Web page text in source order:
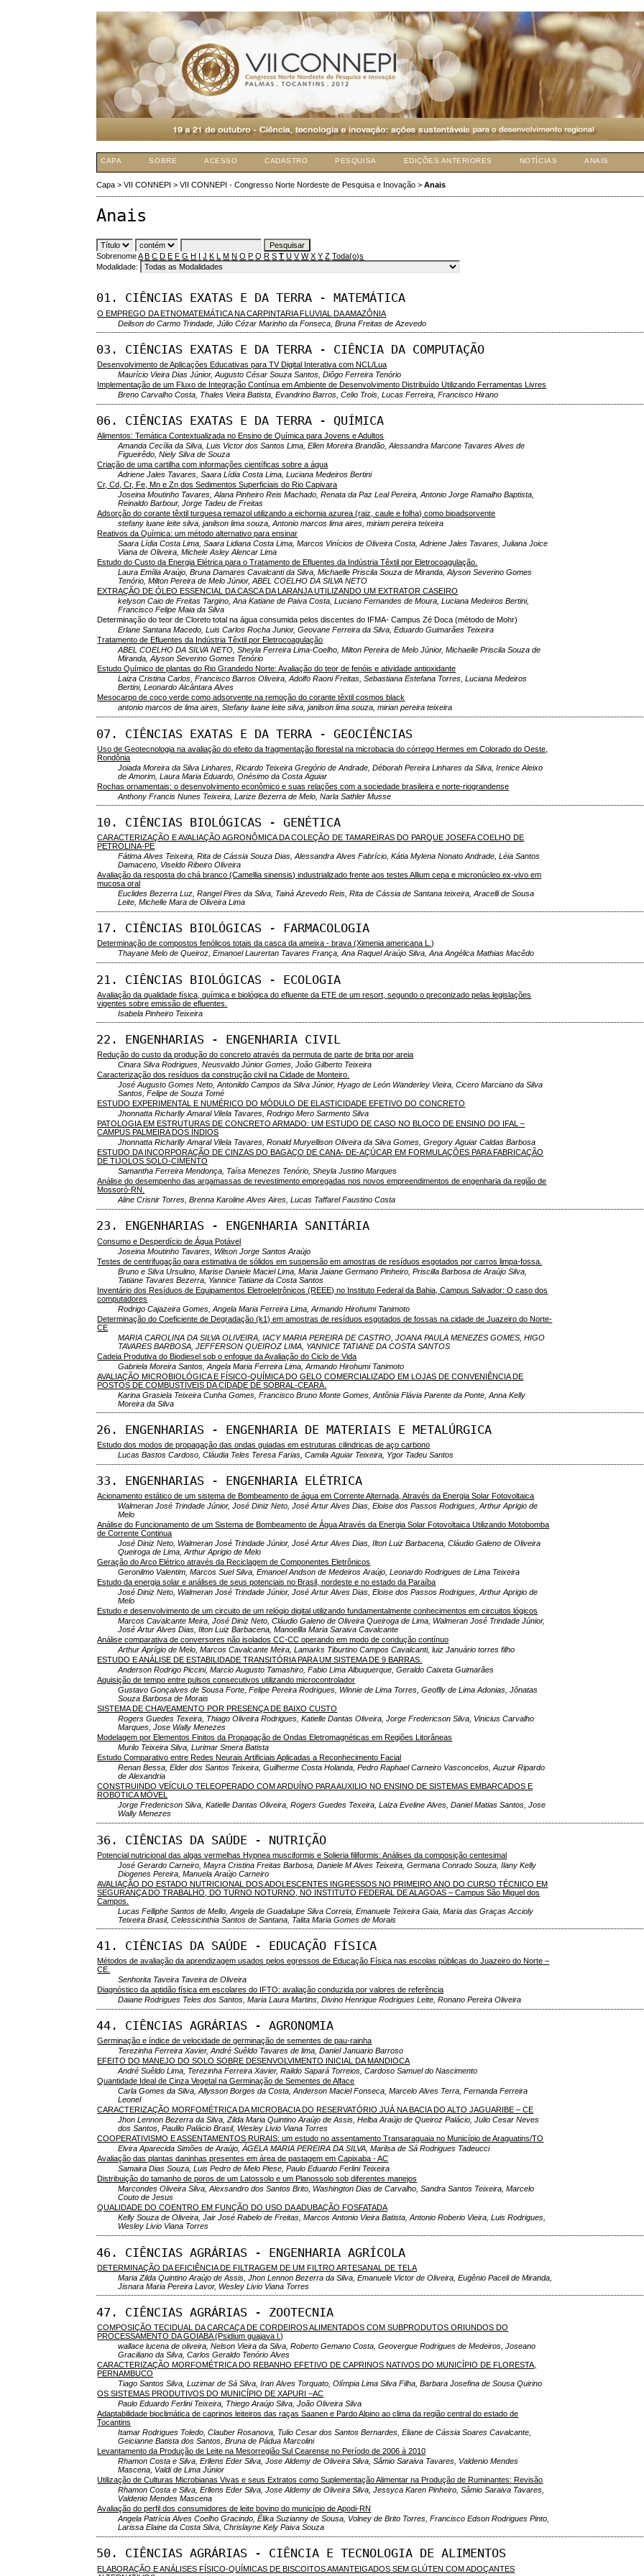
CAPA SOBRE ACESSO CADASTRO PESQUISA EDIÇÕES ANTERIORES NOTÍCIAS ANAIS
Capa >VII CONNEPI >VII CONNEPI - Congresso Norte Nordeste de Pesquisa e Inovação >Anais
Anais
SobrenomeA B C D E F G H I J K L M N O P Q R S T U V W X Y Z Toda(o)s
Modalidade:
01. CIÊNCIAS EXATAS E DA TERRA - MATEMÁTICA
O EMPREGO DA ETNOMATEMÁTICA NA CARPINTARIA FLUVIAL DA AMAZÔNIA
Deilson do Carmo Trindade, Júlio Cézar Marinho da Fonseca, Bruna Freitas de Azevedo
03. CIÊNCIAS EXATAS E DA TERRA - CIÊNCIA DA COMPUTAÇÃO
Desenvolvimento de Aplicações Educativas para TV Digital Interativa com NCL/Lua
Maurício Vieira Dias Júnior, Augusto César Souza Santos, Diôgo Ferreira Tenório
Implementação de um Fluxo de Integração Contínua em Ambiente de Desenvolvimento Distribuído Utilizando Ferramentas Livres
Breno Carvalho Costa, Thales Vieira Batista, Evandrino Barros, Celio Trois, Lucas Ferreira, Francisco Hirano
06. CIÊNCIAS EXATAS E DA TERRA - QUÍMICA
Alimentos: Temática Contextualizada no Ensino de Química para Jovens e Adultos
Amanda Cecília da Silva, Luis Victor dos Santos Lima, Ellen Moreira Brandão, Alessandra Marcone Tavares Alves de
Figueirêdo, Niely Silva de Souza
Criação de uma cartilha com informações científicas sobre a água
Adriene Jales Tavares, Saara Lídia Costa Lima, Luciana Medeiros Bertini
Cr, Cd, Cr, Fe, Mn e Zn dos Sedimentos Superficiais do Rio Capivara
Joseina Moutinho Tavares, Alana Pinheiro Reis Machado, Renata da Paz Leal Pereira, Antonio Jorge Ramalho Baptista,
Reinaldo Barbour, Jorge Tadeu de Freitas
Adsorção do corante têxtil turquesa remazol utilizando a eichornia azurea (raiz, caule e folha) como bioadsorvente
stefany luane leite silva, janilson lima souza, Antonio marcos lima aires, miriam pereira teixeira
Reativos da Química: um método alternativo para ensinar
Saara Lídia Costa Lima, Saara Lidiana Costa Lima, Marcos Vinícios de Oliveira Costa, Adriene Jales Tavares, Juliana Joice
Viana de Oliveira, Michele Asley Alencar Lima
Estudo do Custo da Energia Elétrica para o Tratamento de Efluentes da Indústria Têxtil por Eletrocoagulação.
Laura Emília Araújo, Bruna Damares Cavalcanti da Silva, Michaelle Priscila Souza de Miranda, Alyson Severino Gomes
Tenório, Milton Pereira de Melo Júnior, ABEL COELHO DA SILVA NETO
EXTRAÇÃO DE ÓLEO ESSENCIAL DA CASCA DA LARANJA UTILIZANDO UM EXTRATOR CASEIRO
kelyson Caio de Freitas Targino, Ana Katiane de Paiva Costa, Luciano Fernandes de Moura, Luciana Medeiros Bertini,
Francisco Felipe Maia da Silva
Determinação do teor de Cloreto total na água consumida pelos discentes do IFMA- Campus Zé Doca (método de Mohr)
Erlane Santana Macedo, Luis Carlos Rocha Junior, Geovane Ferreira da Silva, Eduardo Guimarães Teixeira
Tratamento de Efluentes da Indústria Têxtil por Eletrocoagulação
ABEL COELHO DA SILVA NETO, Sheyla Ferreira Lima-Coelho, Milton Pereira de Melo Júnior, Michaelle Priscila Souza de
Miranda, Alyson Severino Gomes Tenório
Estudo Químico de plantas do Rio Grandedo Norte: Avaliação do teor de fenóis e atividade antioxidante
Laiza Cristina Carlos, Francisco Barros Oliveira, Adolfo Raoni Freitas, Sebastiana Estefana Torres, Luciana Medeiros
Bertini, Leonardo Alcântara Alves
Mesocarpo de coco verde como adsorvente na remoção do corante têxtil cosmos black
antonio marcos de lima aires, Stefany luane leite silva, janilson lima souza, mirian pereira teixeira
07. CIÊNCIAS EXATAS E DA TERRA - GEOCIÊNCIAS
Uso de Geotecnologia na avaliação do efeito da fragmentação florestal na microbacia do córrego Hermes em Colorado do Oeste,
Rondônia
Joiada Moreira da Silva Linhares, Ricardo Teixeira Gregório de Andrade, Déborah Pereira Linhares da Silva, Irenice Aleixo
de Amorim, Laura Maria Eduardo, Onésimo da Costa Aguiar
Rochas ornamentais: o desenvolvimento econômico e suas relações com a sociedade brasileira e norte-riograndense
Anthony Francis Nunes Teixeira, Larize Bezerra de Melo, Narla Sathler Musse
10. CIÊNCIAS BIOLÓGICAS - GENÉTICA
CARACTERIZAÇÃO E AVALIAÇÃO AGRONÔMICA DA COLEÇÃO DE TAMAREIRAS DO PARQUE JOSEFA COELHO DE
PETROLINA-PE
Fátima Alves Teixeira, Rita de Cássia Souza Dias, Alessandra Alves Fabrício, Kátia Mylena Nonato Andrade, Léia Santos
Damaceno, Viseldo Ribeiro Oliveira
Avaliação da resposta do chá branco (Camellia sinensis) industrializado frente aos testes Allium cepa e micronúcleo ex-vivo em
mucosa oral
Euclides Bezerra Luz, Rangel Pires da Silva, Tainá Azevedo Reis, Rita de Cássia de Santana teixeira, Aracelli de Sousa
Leite, Michelle Mara de Oliveira Lima
17. CIÊNCIAS BIOLÓGICAS - FARMACOLOGIA
Determinação de compostos fenólicos totais da casca da ameixa - brava (Ximenia americana L.)
Thayane Melo de Queiroz, Emanoel Laurertan Tavares França, Ana Raquel Araújo Silva, Ana Angélica Mathias Macêdo
21. CIÊNCIAS BIOLÓGICAS - ECOLOGIA
Avaliação da qualidade física, química e biológica do efluente da ETE de um resort, segundo o preconizado pelas legislações
vigentes sobre emissão de efluentes.
Isabela Pinheiro Teixeira
22. ENGENHARIAS - ENGENHARIA CIVIL
Redução do custo da produção do concreto através da permuta de parte de brita por areia
Cinara Silva Rodrigues, Neusvaldo Júnior Gomes, João Gilberto Teixeira
Caracterização dos resíduos da construção civil na Cidade de Monteiro.
José Augusto Gomes Neto, Antonildo Campos da Silva Júnior, Hyago de León Wanderley Vieira, Cicero Marciano da Silva
Santos, Felipe de Souza Tomé
ESTUDO EXPERIMENTAL E NUMÉRICO DO MÓDULO DE ELASTICIDADE EFETIVO DO CONCRETO
Jhonnatta Richarlly Amaral Vilela Tavares, Rodrigo Mero Sarmento Silva
PATOLOGIA EM ESTRUTURAS DE CONCRETO ARMADO: UM ESTUDO DE CASO NO BLOCO DE ENSINO DO IFAL –
CAMPUS PALMEIRA DOS ÍNDIOS
Jhonnatta Richarlly Amaral Vilela Tavares, Ronald Muryellison Oliveira da Silva Gomes, Gregory Aguiar Caldas Barbosa
ESTUDO DA INCORPORAÇÃO DE CINZAS DO BAGAÇO DE CANA- DE-AÇÚCAR EM FORMULAÇÕES PARA FABRICAÇÃO
DE TIJOLOS SOLO-CIMENTO
Samantha Ferreira Mendonça, Taísa Menezes Tenório, Sheyla Justino Marques
Análise do desempenho das argamassas de revestimento empregadas nos novos empreendimentos de engenharia da região de
Mossoró-RN.
Aline Crisnir Torres, Brenna Karoline Alves Aires, Lucas Taffarel Faustino Costa
23. ENGENHARIAS - ENGENHARIA SANITÁRIA
Consumo e Desperdício de Água Potável
Joseina Moutinho Tavares, Wilson Jorge Santos Araújo
Testes de centrifugação para estimativa de sólidos em suspensão em amostras de resíduos esgotados por carros limpa-fossa.
Bruno e Silva Ursulino, Marise Daniele Maciel Lima, Maria Jaiane Germano Pinheiro, Priscilla Barbosa de Araújo Silva,
Tatiane Tavares Bezerra, Yannice Tatiane da Costa Santos
Inventário dos Resíduos de Equipamentos Eletroeletrônicos (REEE) no Instituto Federal da Bahia, Campus Salvador: O caso dos
computadores
Rodrigo Cajazeira Gomes, Angela Maria Ferreira Lima, Armando Hirohumi Tanimoto
Determinação do Coeficiente de Degradação (k1) em amostras de resíduos esgotados de fossas na cidade de Juazeiro do Norte-
CE
MARIA CAROLINA DA SILVA OLIVEIRA, IACY MARIA PEREIRA DE CASTRO, JOANA PAULA MENEZES GOMES, HIGO
TAVARES BARBOSA, JEFFERSON QUEIROZ LIMA, YANNICE TATIANE DA COSTA SANTOS
Cadeia Produtiva do Biodiesel sob o enfoque da Avaliação do Ciclo de Vida
Gabriela Moreira Santos, Angela Maria Ferreira Lima, Armando Hirohumi Tanimoto
AVALIAÇÃO MICROBIOLÓGICA E FÍSICO-QUÍMICA DO GELO COMERCIALIZADO EM LOJAS DE CONVENIÊNCIA DE
POSTOS DE COMBUSTÍVEIS DA CIDADE DE SOBRAL-CEARÁ.
Karina Grasiela Teixeira Cunha Gomes, Francisco Bruno Monte Gomes, Antônia Flávia Parente da Ponte, Anna Kelly
Moreira da Silva
26. ENGENHARIAS - ENGENHARIA DE MATERIAIS E METALÚRGICA
Estudo dos modos de propagação das ondas guiadas em estruturas cilindricas de aço carbono
Lucas Bastos Cardoso, Cláudia Teles Teresa Farias, Camila Aguiar Teixeira, Ygor Tadeu Santos
33. ENGENHARIAS - ENGENHARIA ELÉTRICA
Acionamento estático de um sistema de Bombeamento de água em Corrente Alternada, Através da Energia Solar Fotovoltaica
Walmeran José Trindade Júnior, José Diniz Neto, José Artur Alves Dias, Eloise dos Passos Rodrigues, Arthur Aprigio de
Melo
Análise do Funcionamento de um Sistema de Bombeamento de Água Através da Energia Solar Fotovoltaica Utilizando Motobomba
de Corrente Continua
José Diniz Neto, Walmeran José Trindade Júnior, José Artur Alves Dias, Ilton Luiz Barbacena, Cláudio Galeno de Oliveira
Queiroga de Lima, Arthur Aprigio de Melo
Geração do Arco Elétrico através da Reciclagem de Componentes Eletrônicos
Geronilmo Valentim, Marcos Suel Silva, Emanoel Andson de Medeiros Araújo, Leonardo Rodrigues de Lima Teixeira
Estudo da energia solar e análises de seus potenciais no Brasil, nordeste e no estado da Paraíba
José Diniz Neto, Walmeran José Trindade Júnior, José Artur Alves Dias, Eloise dos Passos Rodrigues, Arthur Aprigio de
Melo
Estudo e desenvolvimento de um circuito de um relógio digital utilizando fundamentalmente conhecimentos em circuitos lógicos
Marcos Cavalcante Meira, José Diniz Neto, Cláudio Galeno de Oliveira Queiroga de Lima, Walmeran José Trindade Júnior,
José Artur Alves Dias, Ilton Luiz Barbacena, Manoellla Maria Saraiva Cavalcante
Análise comparativa de conversores não isolados CC-CC operando em modo de condução contínuo
Arthur Aprígio de Melo, Marcos Cavalcante Meira, Lamarks Tiburtino Campos Cavalcanti, luiz Januário torres filho
ESTUDO E ANÁLISE DE ESTABILIDADE TRANSITÓRIA PARA UM SISTEMA DE 9 BARRAS.
Anderson Rodrigo Piccini, Marcio Augusto Tamashiro, Fabio Lima Albuquerque, Geraldo Caixeta Guimarães
Aquisição de tempo entre pulsos consecutivos utilizando microcontrolador
Gustavo Gonçalves de Sousa Forte, Felipe Pereira Rodrigues, Winnie de Lima Torres, Geoflly de Lima Adonias, Jônatas
Souza Barbosa de Morais
SISTEMA DE CHAVEAMENTO POR PRESENÇA DE BAIXO CUSTO
Rogers Guedes Texeira, Thiago Oliveira Rodrigues, Katielle Dantas Oliveira, Jorge Fredericson Silva, Vinicius Carvalho
Marques, Jose Wally Menezes
Modelagem por Elementos Finitos da Propagação de Ondas Eletromagnéticas em Regiões Litorâneas
Murilo Teixeira Silva, Lurimar Smera Batista
Estudo Comparativo entre Redes Neurais Artificiais Aplicadas a Reconhecimento Facial
Renan Bessa, Elder dos Santos Teixeira, Guilherme Costa Holanda, Pedro Raphael Carneiro Vasconcelos, Auzuir Ripardo
de Alexandria
CONSTRUINDO VEÍCULO TELEOPERADO COM ARDUÍNO PARA AUXILIO NO ENSINO DE SISTEMAS EMBARCADOS E
ROBOTICA MÓVEL
Jorge Fredericson Silva, Katielle Dantas Oliveira, Rogers Guedes Texeira, Laiza Eveline Alves, Daniel Matias Santos, Jose
Wally Menezes
36. CIÊNCIAS DA SAÚDE - NUTRIÇÃO
Potencial nutricional das algas vermelhas Hypnea musciformis e Solieria filiformis: Análises da composição centesimal
José Gerardo Carneiro, Mayra Cristina Freitas Barbosa, Daniele M Alves Teixeira, Germana Conrado Souza, Ilany Kelly
Diogenes Pereira, Manuela Araújo Carneiro
AVALIAÇÃO DO ESTADO NUTRICIONAL DOS ADOLESCENTES INGRESSOS NO PRIMEIRO ANO DO CURSO TÉCNICO EM
SEGURANÇA DO TRABALHO, DO TURNO NOTURNO, NO INSTITUTO FEDERAL DE ALAGOAS – Campus São Miguel dos
Campos.
Lucas Felliphe Santos de Mello, Angela de Guadalupe Silva Correia, Emanuele Teixeira Gaia, Maria das Graças Accioly
Teixeira Brasil, Celessicinthia Santos de Santana, Talita Maria Gomes de Morais
41. CIÊNCIAS DA SAÚDE - EDUCAÇÃO FÍSICA
Métodos de avaliação da aprendizagem usados pelos egressos de Educação Física nas escolas públicas do Juazeiro do Norte –
CE.
Senhorita Taveira Taveira de Oliveira
Diagnóstico da aptidão física em escolares do IFTO: avaliação conduzida por valores de referência
Daiane Rodrigues Teles dos Santos, Maria Laura Martins, Divino Henrique Rodrigues Leite, Ronano Pereira Oliveira
44. CIÊNCIAS AGRÁRIAS - AGRONOMIA
Germinação e índice de velocidade de germinação de sementes de pau-rainha
Terezinha Ferreira Xavier, André Suêldo Tavares de lima, Daniel Januario Barroso
EFEITO DO MANEJO DO SOLO SOBRE DESENVOLVIMENTO INICIAL DA MANDIOCA
André Suêldo Lima, Terezinha Ferreira Xavier, Raildo Sapará Torreios, Cardoso Samuel do Nascimento
Quantidade Ideal de Cinza Vegetal na Germinação de Sementes de Alface
Carla Gomes da Silva, Allysson Borges da Costa, Anderson Maciel Fonseca, Marcelo Alves Terra, Fernanda Ferreira
Leonel
CARACTERIZAÇÃO MORFOMÉTRICA DA MICROBACIA DO RESERVATÓRIO JUÁ NA BACIA DO ALTO JAGUARIBE – CE
Jhon Lennon Bezerra da Silva, Zilda Maria Quintino Araújo de Assis, Helba Araújo de Queiroz Palácio, Julio Cesar Neves
dos Santos, Paulilo Palácio Brasil, Wesley Livio Viana Torres
COOPERATIVISMO E ASSENTAMENTOS RURAIS: um estudo no assentamento Transaraguaia no Município de Araguatins/TO
Elvira Aparecida Simões de Araújo, ÁGELA MARIA PEREIRA DA SILVA, Marilsa de Sá Rodrigues Tadeucci
Avaliação das plantas daninhas presentes em área de pastagem em Capixaba - AC
Samaira Dias Souza, Luis Pedro de Melo Plese, Paulo Eduardo Ferlini Teixeira
Distribuição do tamanho de poros de um Latossolo e um Planossolo sob diferentes manejos
Marcondes Oliveira Silva, Alexsandro dos Santos Brito, Washington Dias de Carvalho, Sandra Santos Teixeira, Marcelo
Couto de Jesus
QUALIDADE DO COENTRO EM FUNÇÃO DO USO DA ADUBAÇÃO FOSFATADA
Kelly Souza de Oliveira, Jair José Rabelo de Freitas, Marcos Antonio Vieira Batista, Antonio Roberio Vieira, Luis Rodrigues,
Wesley Livio Viana Torres
46. CIÊNCIAS AGRÁRIAS - ENGENHARIA AGRÍCOLA
DETERMINAÇÃO DA EFICIÊNCIA DE FILTRAGEM DE UM FILTRO ARTESANAL DE TELA
Maria Zilda Quintino Araújo de Assis, Jhon Lennon Bezerra da Silva, Emanuele Victor de Oliveira, Eugênio Paceli de Miranda,
Jisnara Maria Pereira Lavor, Wesley Livio Viana Torres
47. CIÊNCIAS AGRÁRIAS - ZOOTECNIA
COMPOSIÇÃO TECIDUAL DA CARCAÇA DE CORDEIROS ALIMENTADOS COM SUBPRODUTOS ORIUNDOS DO
PROCESSAMENTO DA GOIABA (Psidium guajava l.)
wallace lucena de oliveira, Nelson Vieira da Silva, Roberto Gemano Costa, Geovergue Rodrigues de Medeiros, Joseano
Graciliano da Silva, Carlos Geraldo Tenório Alves
CARACTERIZAÇÃO MORFOMÉTRICA DO REBANHO EFETIVO DE CAPRINOS NATIVOS DO MUNICÍPIO DE FLORESTA,
PERNAMBUCO
Tiago Santos Silva, Luzimar de Sá Silva, Iran Alves Torquato, Olímpia Lima Silva Filha, Barbara Josefina de Sousa Quirino
OS SISTEMAS PRODUTIVOS DO MUNICÍPIO DE XAPURI –AC
Paulo Eduardo Ferlini Teixeira, Thiego Araújo Silva, João Oliveira Silva
Adaptabilidade bioclimática de caprinos leiteiros das raças Saanen e Pardo Alpino ao clima da região central do estado de
Tocantins
Itamar Rodrigues Toledo, Clauber Rosanova, Tulio Cesar dos Santos Bernardes, Eliane de Cássia Soares Cavalcante,
Geicianne Batista dos Santos, Bruna de Pádua Marcolini
Levantamento da Produção de Leite na Mesorregião Sul Cearense no Período de 2006 à 2010
Rhamon Costa e Silva, Erllens Eder Silva, Jose Aldemy de Oliveira Silva, Sâmio Saraiva Tavares, Valdenio Mendes
Mascena, Valdi de Lima Júnior
Utilização de Culturas Microbianas Vivas e seus Extratos como Suplementação Alimentar na Produção de Ruminantes: Revisão
Rhamon Costa e Silva, Erllens Eder Silva, Jose Aldemy de Oliveira Silva, Jessyca Karen Pinheiro, Sâmio Saraiva Tavares,
Valdenio Mendes Mascena
Avaliação do perfil dos consumidores de leite bovino do município de Apodi-RN
Angela Patrícia Alves Coelho Gracindo, Êlika Suzianny de Sousa, Volney de Brito Torres, Francisco Edson Rodrigues Pinto,
Larissa Elaine da Costa Silva, Chrislayne Kely Paiva Souza
50. CIÊNCIAS AGRÁRIAS - CIÊNCIA E TECNOLOGIA DE ALIMENTOS
ELABORAÇÃO E ANÁLISES FÍSICO-QUÍMICAS DE BISCOITOS AMANTEIGADOS SEM GLÚTEN COM ADOÇANTES